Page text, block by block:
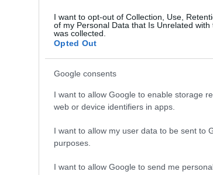
I want to opt-out of Collection, Use,
of my Personal Data that Is Unrelated
was collected.
Opted Out
Google consents
I want to allow Google to enable storage
web or device identifiers in apps.
I want to allow my user data to be sent to
purposes.
I want to allow Google to send me